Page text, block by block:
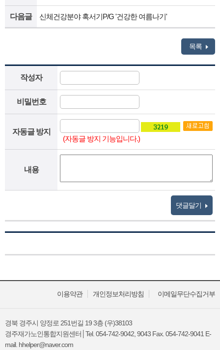
다음글 신체건강분야 혹서기P/G '건강한 여름나기'
목록
작성자
비밀번호
자동글 방지
(자동글 방지 기능입니다.)
내용
댓글달기
이메일무단수집거부
개인정보처리방침
이용약관
경북 경주시 양정로 251번길 19 3층 (우)38103
경주재가노인통합지원센터│Tel. 054-742-9042, 9043 Fax. 054-742-9041 E-
mail. hhelper@naver.com